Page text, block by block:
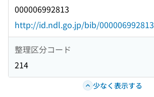
000006992813
http://id.ndl.go.jp/bib/000006992813
整理区分コード
214
少なく表示する